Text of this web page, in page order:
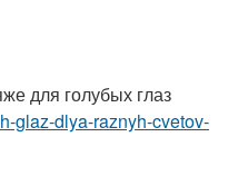
для голубых глаз
glaz-dlya-raznyh-cvetov-